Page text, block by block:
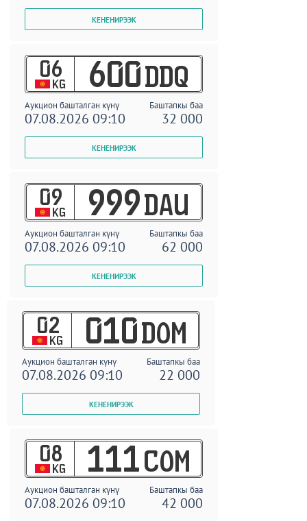
06
KG 600 DDQ
Аукцион башталган күнү Баштапкы баа
07.08.2026 09:10 32 000
09
KG 999 DAU
Аукцион башталган күнү Баштапкы баа
07.08.2026 09:10 62 000
02
KG 010 DOM
Аукцион башталган күнү Баштапкы баа
07.08.2026 09:10 22 000
08
KG 111 COM
Аукцион башталган күнү Баштапкы баа
07.08.2026 09:10 42 000